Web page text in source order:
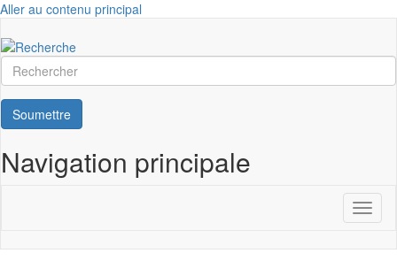
Aller au contenu principal
Rechercher
Soumettre
Navigation principale